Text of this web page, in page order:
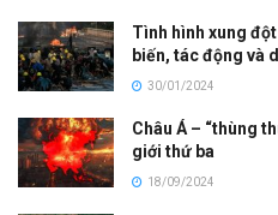
Tình hình xung
biến, tác động và
30/01/2024
Châu Á – “thùng
giới thứ ba
18/09/2024